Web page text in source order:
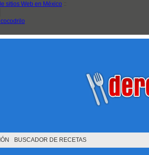
sitios Web en México ::
BUSCADOR DE RECETAS